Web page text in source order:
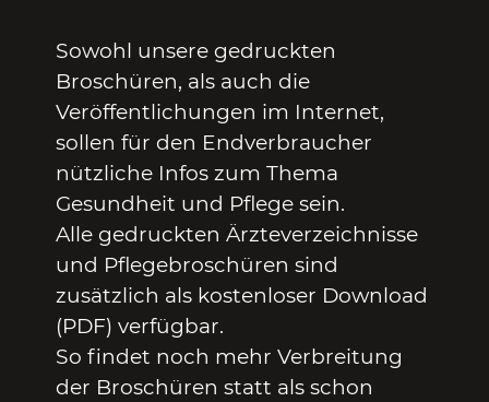
Sowohl unsere gedruckten
Broschüren, als auch die
Veröffentlichungen im Internet,
sollen für den Endverbraucher
nützliche Infos zum Thema
Gesundheit und Pflege sein.
Alle gedruckten Ärzteverzeichnisse
und Pflegebroschüren sind
zusätzlich als kostenloser Download
(PDF) verfügbar.
So findet noch mehr Verbreitung
der Broschüren statt als schon